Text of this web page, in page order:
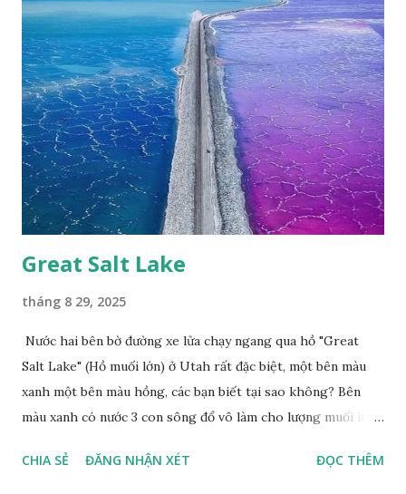
Happy Việt Nam 2024 Vietnam.vn
Great Salt Lake
tháng 8 29, 2025
Nước hai bên bờ đường xe lửa chạy ngang qua hồ "Great
Salt Lake" (Hồ muối lớn) ở Utah rất đặc biệt, một bên màu
xanh một bên màu hồng, các bạn biết tại sao không? Bên
màu xanh có nước 3 con sông đổ vô làm cho lượng muối ít,
biển, nhiều sinh vật thích muối sống ở đây, tạo nên màu
CHIA SẺ ĐĂNG NHẬN XÉT ĐỌC THÊM